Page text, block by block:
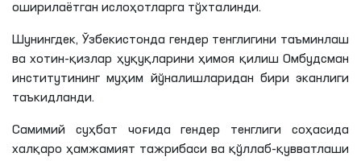
оширилаётган ислоҳотларга тўхталинди.
Шунингдек, Ўзбекистонда гендер тенглигини таъминлаш
ва хотин-қизлар ҳуқуқларини ҳимоя қилиш Омбудсман
институтининг муҳим йўналишларидан бири эканлиги
таъкидланди.
Самимий суҳбат чоғида гендер тенглиги соҳасида
халқаро ҳамжамият тажрибаси ва қўллаб-қувватлаши